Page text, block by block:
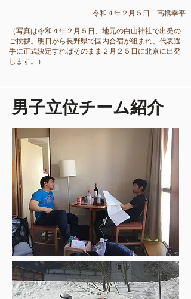
令和４年２月５日 髙橋幸平
（写真は令和４年２月５日、地元の白山神社で出発の
ご挨拶。明日から長野県で国内合宿が組まれ、代表選
手に正式決定すればそのまま２月２５日に北京に出発
します。）
​男子立位チーム紹介